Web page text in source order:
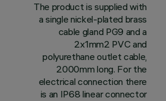
The product is supplied with
a single nickel-plated brass
cable gland PG9 and a
2x1mm2 PVC and
polyurethane outlet cable,
2000mm long. For the
electrical connection there
is an IP68 linear connector